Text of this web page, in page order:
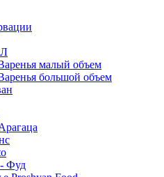
малый объем
большой объем
Фуд